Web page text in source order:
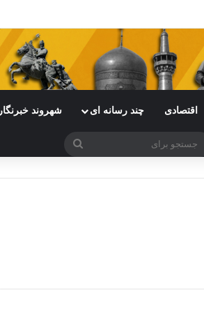
مواجه شده است
اقتصادی چند رسانه ای شهروند خبرنگار
جستجو